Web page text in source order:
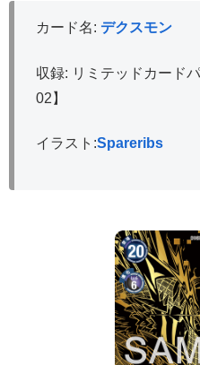
カード名: デクスモン
収録: リミテッドカード
02】
イラスト:Spareribs